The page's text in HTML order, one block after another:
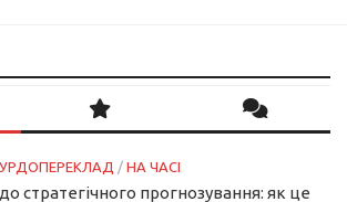
/ НА ЧАСІ
стратегічного прогнозування: як це